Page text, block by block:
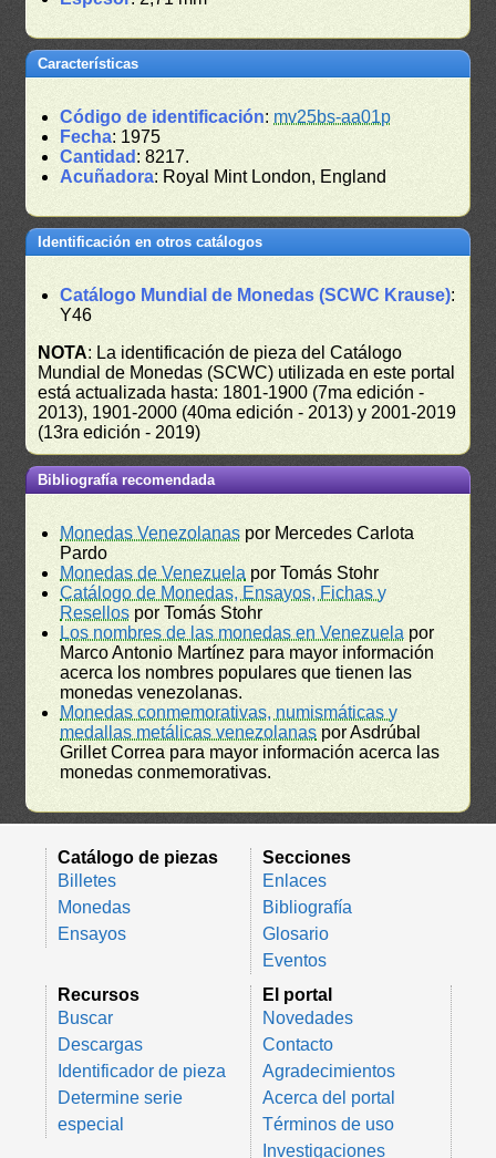
Características
Código de identificación: mv25bs-aa01p
Fecha: 1975
Cantidad : 8217.
Acuñadora: Royal Mint London, England
Identificación en otros catálogos
Catálogo Mundial de Monedas (SCWC Krause):
Y46
NOTA: La identificación de pieza del Catálogo
Mundial de Monedas (SCWC) utilizada en este portal
está actualizada hasta: 1801-1900 (7ma edición -
2013), 1901-2000 (40ma edición - 2013) y 2001-2019
(13ra edición - 2019)
Bibliografía recomendada
Monedas Venezolanas por Mercedes Carlota
Pardo
Monedas de Venezuela por Tomás Stohr
Catálogo de Monedas, Ensayos, Fichas y
Resellos por Tomás Stohr
Los nombres de las monedas en Venezuela por
Marco Antonio Martínez para mayor información
acerca los nombres populares que tienen las
monedas venezolanas.
Monedas conmemorativas, numismáticas y
medallas metálicas venezolanas por Asdrúbal
Grillet Correa para mayor información acerca las
monedas conmemorativas.
Catálogo de piezas
Billetes
Monedas
Ensayos
Secciones
Enlaces
Bibliografía
Glosario
Eventos
Recursos
Buscar
Descargas
Identificador de pieza
Determine serie
especial
El portal
Novedades
Contacto
Agradecimientos
Acerca del portal
Términos de uso
Investigaciones